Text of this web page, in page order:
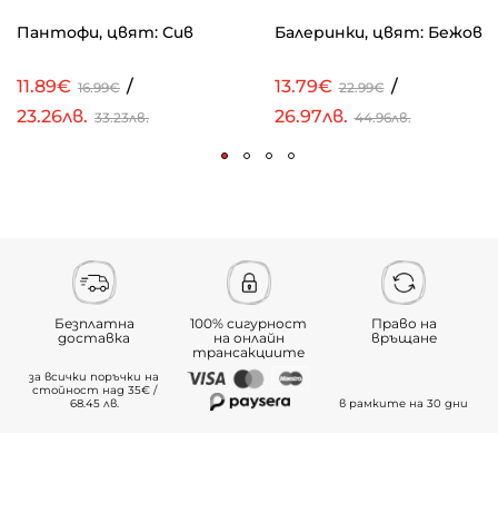
Пантофи, цвят: Сив
11.89€ 16.99€ /
23.26лв. 33.23лв.
Балеринки, цвят: Бежов
13.79€ 22.99€ /
26.97лв. 44.96лв.
Безплатна
доставка
за всички поръчки на
стойност над 35€ /
68.45 лв.
100% сигурност
на онлайн
трансакциите
Право на
връщане
в рамките на 30 дни